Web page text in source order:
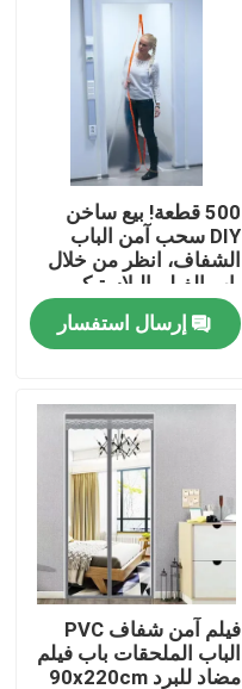
500 قطعة! بيع ساخن
DIY سحب آمن الباب
الشفاف، انظر من خلال
باب الفيلم البلاستيكي،
غبار دليل الفولي باب مع
سحب إرسال استفسار
فيلم آمن شفاف PVC
الباب الملحقات باب فيلم
مضاد للبرد 90x220cm